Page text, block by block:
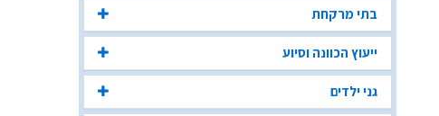
בתי מרקחת
ייעוץ הכוונה וסיוע
גני ילדים